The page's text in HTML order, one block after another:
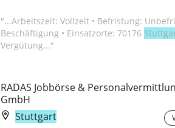
"...Arbeitszeit: Vollzeit • Befristung:
Beschäftigung • Einsatzorte: 70176
Vergütung..."
RADAS Jobbörse &
GmbH
Stuttgart